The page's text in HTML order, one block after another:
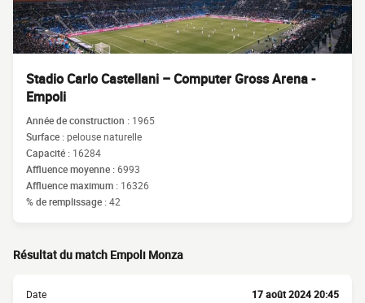
Stadio Carlo Castellani – Computer Gross Arena -
Empoli
Année de construction : 1965
Surface :pelouse naturelle
Capacité : 16284
Affluence moyenne :6993
Affluence maximum : 16326
% de remplissage :42
Résultat du match Empoli Monza
Date 17 août 2024 20:45